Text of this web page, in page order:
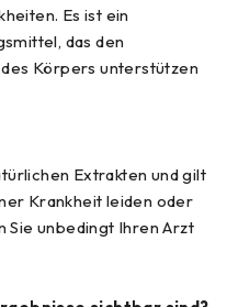
Es ist ein
das den
Körpers unterstützen
Extrakten und gilt
Krankheit leiden oder
Sie unbedingt Ihren Arzt